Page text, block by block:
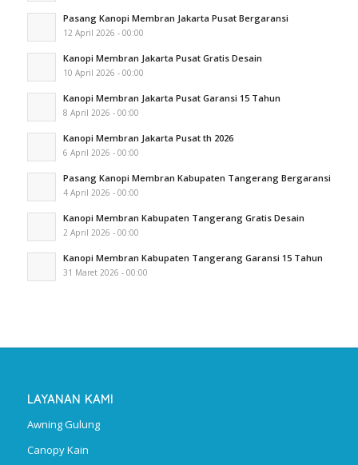
Pasang Kanopi Membran Jakarta Pusat Bergaransi
12 April 2026 - 00:00
Kanopi Membran Jakarta Pusat Gratis Desain
10 April 2026 - 00:00
Kanopi Membran Jakarta Pusat Garansi 15 Tahun
8 April 2026 - 00:00
Kanopi Membran Jakarta Pusat th 2026
6 April 2026 - 00:00
Pasang Kanopi Membran Kabupaten Tangerang Bergaransi
4 April 2026 - 00:00
Kanopi Membran Kabupaten Tangerang Gratis Desain
2 April 2026 - 00:00
Kanopi Membran Kabupaten Tangerang Garansi 15 Tahun
31 Maret 2026 - 00:00
LAYANAN KAMI
Awning Gulung
Canopy Kain